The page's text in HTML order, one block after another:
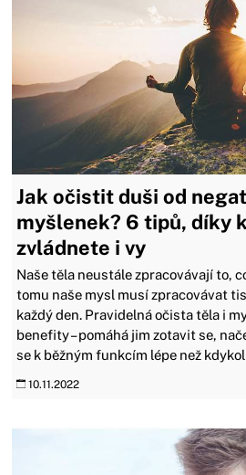
Jak očistit duši od
myšlenek? 6 tipů, díky
zvládnete i vy
Naše těla neustále zpracovávají to,
tomu naše mysl musí zpracovávat
každý den. Pravidelná očista těla i
benefity – pomáhá jim zotavit se,
se k běžným funkcím lépe než
10.11.2022